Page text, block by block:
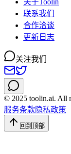
联系我们
合作洽谈
更新日志
关注我们
© 2025 toolin.ai. All
服务条款隐私政策
回到顶部